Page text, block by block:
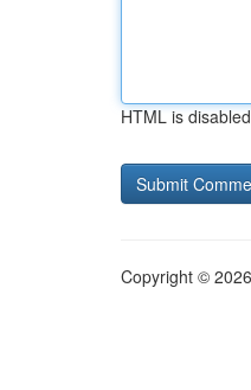
HTML is disabled
Copyright ©